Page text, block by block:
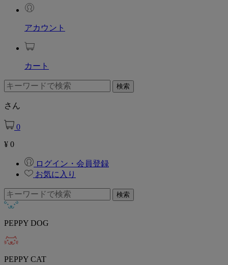
アカウント
カート
さん
0
¥ 0
ログイン・会員登録
お気に入り
PEPPY DOG
PEPPY CAT